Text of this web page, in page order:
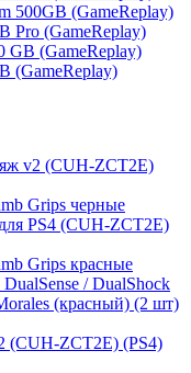
500GB (GameReplay)
Pro (GameReplay)
GB (GameReplay)
(GameReplay)
v2 (CUH-ZCT2E)
Grips черные
PS4 (CUH-ZCT2E)
Grips красные
/ DualShock
(красный) (2 шт)
(CUH-ZCT2E) (PS4)